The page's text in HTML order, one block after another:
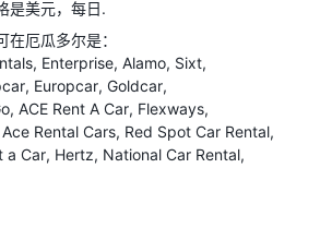
是美元，每日.
在厄瓜多尔是：
Enterprise Alamo Sixt
Europcar Goldcar
ACE Rent A Car Flexways
Ace Rental Cars Red Spot Car Rental
a Car Hertz National Car Rental